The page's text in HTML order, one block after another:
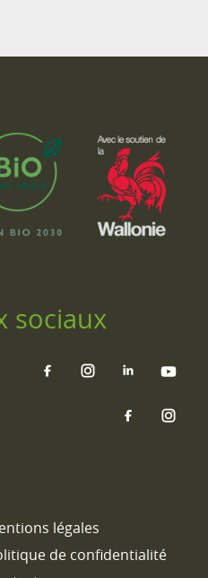
sociaux
légales
de confidentialité